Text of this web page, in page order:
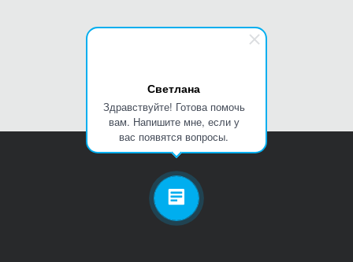
Светлана
Здравствуйте! Готова помочь
вам. Напишите мне, если у
вас появятся вопросы.